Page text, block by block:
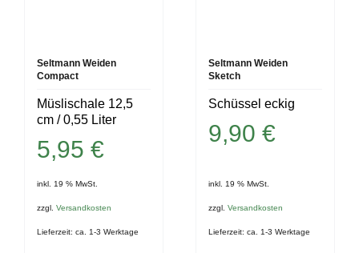
Seltmann Weiden
Compact
Müslischale 12,5
cm / 0,55 Liter
5,95 €
inkl. 19 % MwSt.
zzgl. Versandkosten
Lieferzeit: ca. 1-3 Werktage
Seltmann Weiden
Sketch
Schüssel eckig
9,90€
inkl. 19 % MwSt.
zzgl.Versandkosten
Lieferzeit:ca. 1-3 Werktage